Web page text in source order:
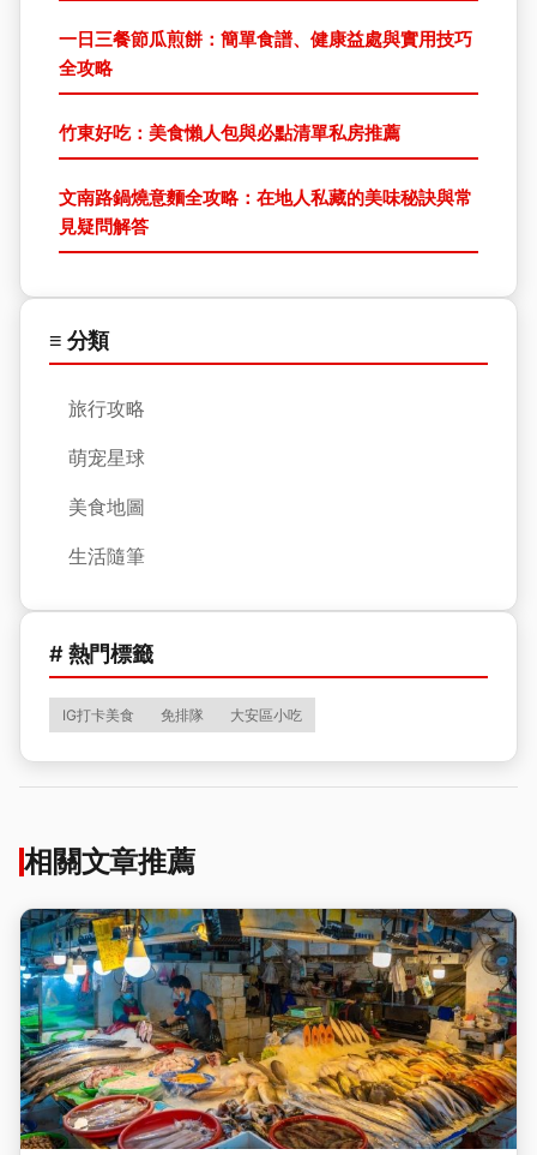
一日三餐節瓜煎餅：簡單食譜、健康益處與實用技巧
全攻略
竹東好吃：美食懶人包與必點清單私房推薦
文南路鍋燒意麵全攻略：在地人私藏的美味秘訣與常
見疑問解答
≡ 分類
旅行攻略
萌宠星球
美食地圖
生活隨筆
# 熱門標籤
IG打卡美食 免排隊 大安區小吃
相關文章推薦